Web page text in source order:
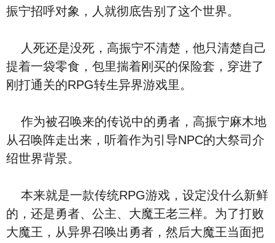
振宁招呼对象，人就彻底告别了这个世界。
人死还是没死，高振宁不清楚，他只清楚自己
提着一袋零食，包里揣着刚买的保险套，穿进了
刚打通关的RPG转生异界游戏里。
作为被召唤来的传说中的勇者，高振宁麻木地
从召唤阵走出来，听着作为引导NPC的大祭司介
绍世界背景。
本来就是一款传统RPG游戏，设定没什么新鲜
的，还是勇者、公主、大魔王老三样。为了打败
大魔王，从异界召唤出勇者，然后大魔王当面把